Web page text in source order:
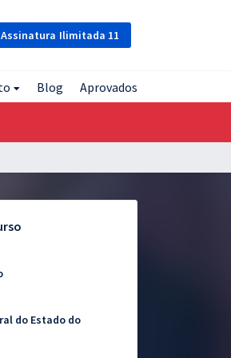
Assinatura Ilimitada 11
Blog Aprovados
do Estado do